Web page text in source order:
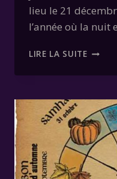
lieu le 21
l’année où la nuit
LIRE LA SUITELE
DE
–
21